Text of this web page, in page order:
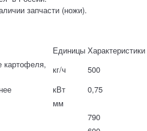
запчасти (ножи).
Единицы Характеристики
картофеля,
кг/ч
500
кВт
0,75
мм
790